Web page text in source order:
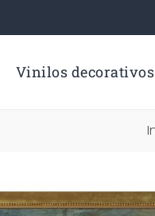
Vinilos decorativos